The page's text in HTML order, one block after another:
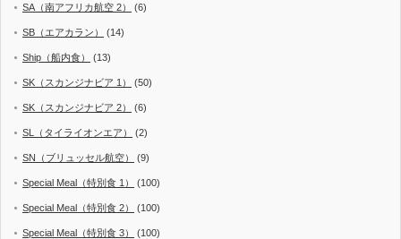
SA（南アフリカ航空 2） (6)
SB（エアカラン） (14)
Ship（船内食） (13)
SK（スカンジナビア 1） (50)
SK（スカンジナビア 2） (6)
SL（タイライオンエア） (2)
SN（ブリュッセル航空） (9)
Special Meal（特別食 1） (100)
Special Meal（特別食 2） (100)
Special Meal（特別食 3） (100)